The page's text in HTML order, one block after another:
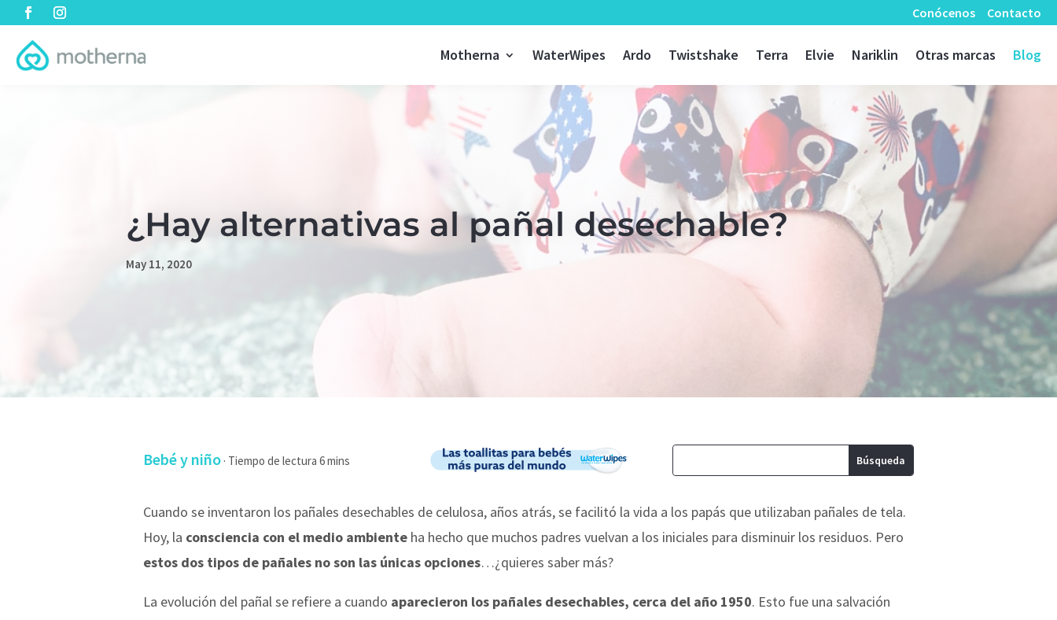
Conócenos Contacto
Motherna WaterWipes Ardo Twistshake Terra Elvie Nariklin Otras marcas Blog
¿Hay alternativas al pañal desechable?
May 11, 2020
Bebé y niño ·
Cuando se inventaron los pañales desechables de celulosa, años atrás, se facilitó la vida a los papás que utilizaban pañales de tela.
Hoy, la consciencia con el medio ambiente ha hecho que muchos padres vuelvan a los iniciales para disminuir los residuos. Pero
estos dos tipos de pañales no son las únicas opciones…¿quieres saber más?
La evolución del pañal se refiere a cuando aparecieron los pañales desechables, cerca del año 1950. Esto fue una salvación